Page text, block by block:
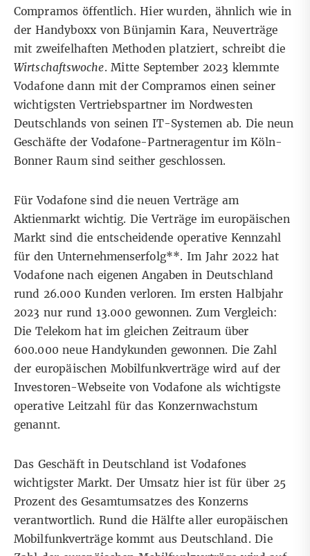
Compramos öffentlich. Hier wurden, ähnlich wie in
der Handyboxx von Bünjamin Kara, Neuverträge
mit zweifelhaften Methoden platziert, schreibt die
Wirtschaftswoche. Mitte September 2023 klemmte
Vodafone dann mit der Compramos einen seiner
wichtigsten Vertriebspartner im Nordwesten
Deutschlands von seinen IT-Systemen ab. Die neun
Geschäfte der Vodafone-Partneragentur im Köln-
Bonner Raum sind seither geschlossen.
Für Vodafone sind die neuen Verträge am
Aktienmarkt wichtig. Die Verträge im europäischen
Markt sind die entscheidende operative Kennzahl
für den Unternehmenserfolg**. Im Jahr 2022 hat
Vodafone nach eigenen Angaben in Deutschland
rund 26.000 Kunden verloren. Im ersten Halbjahr
2023 nur rund 13.000 gewonnen. Zum Vergleich:
Die Telekom hat im gleichen Zeitraum über
600.000 neue Handykunden gewonnen. Die Zahl
der europäischen Mobilfunkverträge wird auf der
Investoren-Webseite von Vodafone als wichtigste
operative Leitzahl für das Konzernwachstum
genannt.
Das Geschäft in Deutschland ist Vodafones
wichtigster Markt. Der Umsatz hier ist für über 25
Prozent des Gesamtumsatzes des Konzerns
verantwortlich. Rund die Hälfte aller europäischen
Mobilfunkverträge kommt aus Deutschland. Die